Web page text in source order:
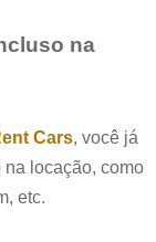
na
Cars, você já
locação, como
etc.